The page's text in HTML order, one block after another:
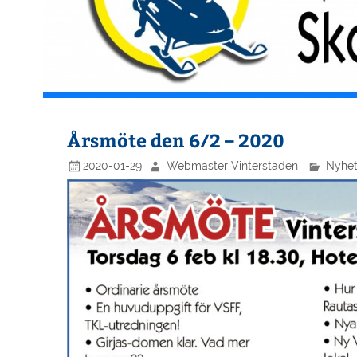
Årsmöte den 6/2 – 2020
2020-01-29 Webmaster Vinterstaden